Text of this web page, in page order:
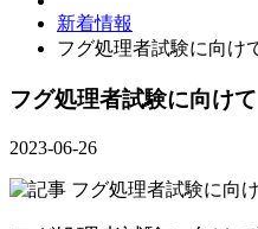
新着情報
フグ処理者試験に向け
フグ処理者試験に向け
2023-06-26